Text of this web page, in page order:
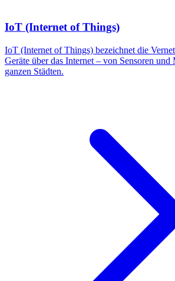
IoT (Internet of Things)
IoT (Internet of Things) bezeichnet die
Geräte über das Internet – von Sensoren und
ganzen Städten.